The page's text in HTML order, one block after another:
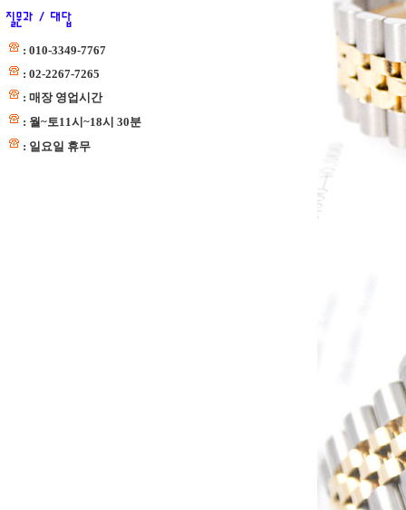
: 010-3349-7767
: 02-2267-7265
: 매장 영업시간
: 월~토11시~18시 30분
: 일요일 휴무